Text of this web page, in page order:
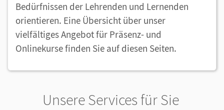
Bedürfnissen der Lehrenden und Lernenden
orientieren. Eine Übersicht über unser
vielfältiges Angebot für Präsenz- und
Onlinekurse finden Sie auf diesen Seiten.
Unsere Services für Sie